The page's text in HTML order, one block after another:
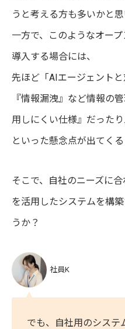
うと考える方も多いかと思
一方で、このようなオー
導入する場合には、
先ほど「AIエージェントと
『情報漏洩』など情報の
用しにくい仕様』だった
といった懸念点が出てく
そこで、自社のニーズに
を活用したシステムを構
うか？
社員K
でも、自社用のシステ